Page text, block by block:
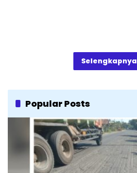
Selengkapnya
Popular Posts